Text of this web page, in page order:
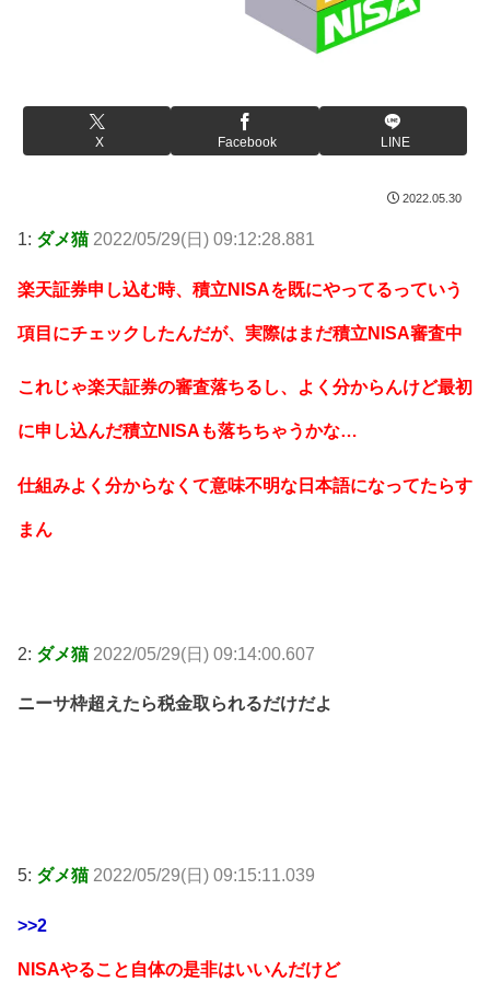
X Facebook LINE
2022.05.30
1: ダメ猫 2022/05/29(日) 09:12:28.881
楽天証券申し込む時、積立NISAを既にやってるっていう
項目にチェックしたんだが、実際はまだ積立NISA審査中
これじゃ楽天証券の審査落ちるし、よく分からんけど最初
に申し込んだ積立NISAも落ちちゃうかな…
仕組みよく分からなくて意味不明な日本語になってたらす
まん
2: ダメ猫 2022/05/29(日) 09:14:00.607
ニーサ枠超えたら税金取られるだけだよ
5: ダメ猫 2022/05/29(日) 09:15:11.039
>>2
NISAやること自体の是非はいいんだけど